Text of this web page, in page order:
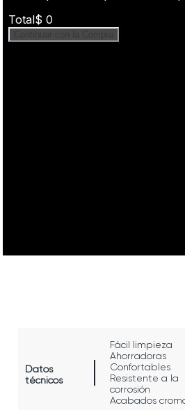
Datos
técnicos
Fácil limpieza
Ahorradoras
Confortables
Resistente a la
corrosión
Acabados